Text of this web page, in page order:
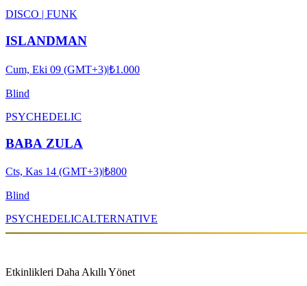
DISCO | FUNK
ISLANDMAN
Cum, Eki 09 (GMT+3)|₺1.000
Blind
PSYCHEDELIC
BABA ZULA
Cts, Kas 14 (GMT+3)|₺800
Blind
PSYCHEDELICALTERNATIVE
Etkinlikleri Daha Akıllı Yönet